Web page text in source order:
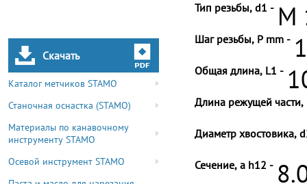
Скачать
Каталог метчиков STAMO
Станочная оснастка (STAMO)
Материалы по канавочному
инструменту STAMO
Осевой инструмент STAMO
Тип резьбы, d1 - M
Шаг резьбы, P mm -
Общая длина, L1 -
Длина режущей части,
Диаметр хвостовика,
Сечение, a h12 -